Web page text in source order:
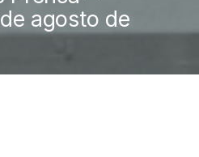
agosto de